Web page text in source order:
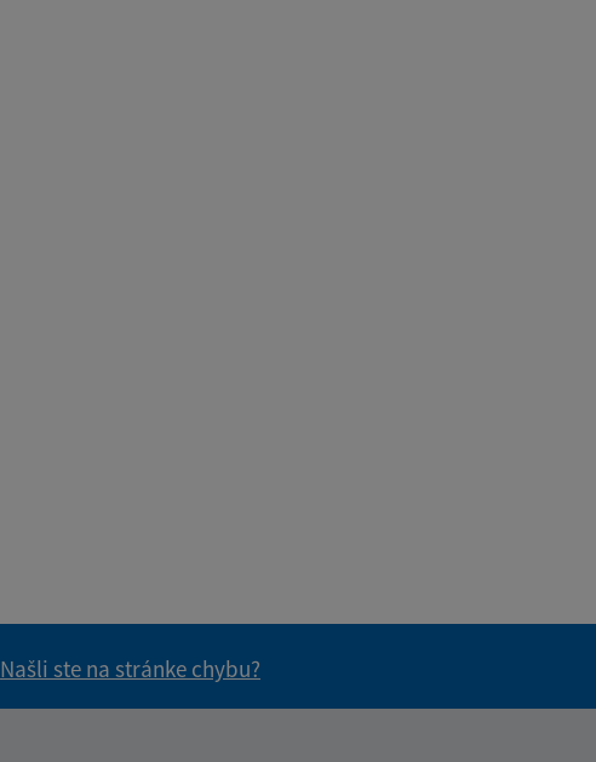
Našli ste na stránke chybu?